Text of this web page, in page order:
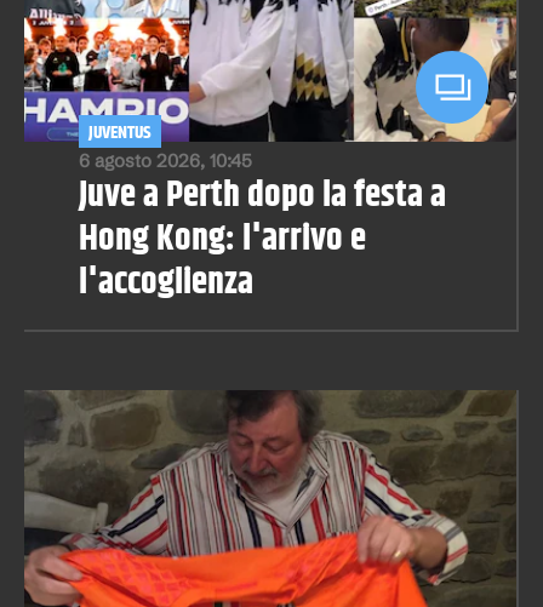
6 agosto 2026, 10:45
JUVENTUS
Juve a Perth dopo la festa a
Hong Kong: l'arrivo e
l'accoglienza